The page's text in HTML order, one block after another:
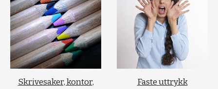
Skrivesaker, kontor,
Faste uttrykk